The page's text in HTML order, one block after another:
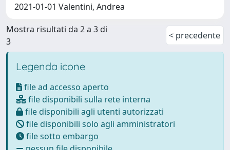
2021-01-01 Valentini, Andrea
Mostra risultati da 2 a 3 di
3
< precedente
Legenda icone
file ad accesso aperto
file disponibili sulla rete interna
file disponibili agli utenti autorizzati
file disponibili solo agli amministratori
file sotto embargo